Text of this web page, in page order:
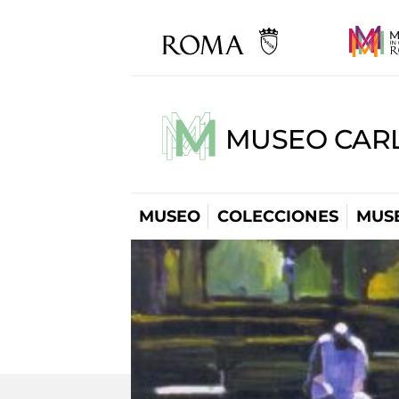
MUSEO
MUSEO COLECCIONES